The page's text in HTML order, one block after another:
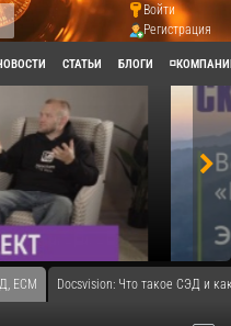
Войти
Регистрация
СТАТЬИ БЛОГИ
ECM Docsvision: Что такое СЭД и